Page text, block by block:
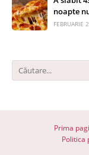
noapte
FEBRUARIE
Prima
Politica